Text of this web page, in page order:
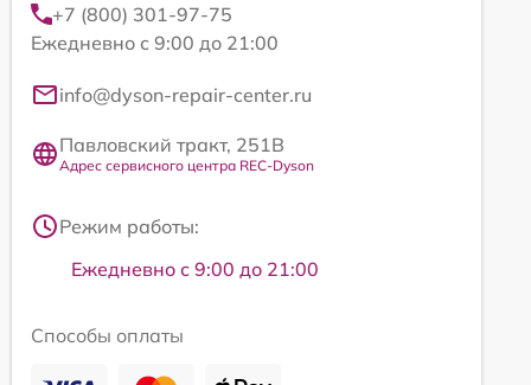
+7 (800) 301-97-75
Ежедневно с 9:00 до 21:00
info@dyson-repair-center.ru
Павловский тракт, 251В
Адрес сервисного центра REC-Dyson
Режим работы:
Ежедневно с 9:00 до 21:00
Способы оплаты